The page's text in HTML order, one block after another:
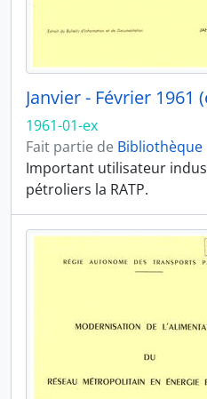
Janvier - Février 1961
1961-01-ex
Fait partie de Bibliothèque
Important utilisateur
pétroliers la RATP.